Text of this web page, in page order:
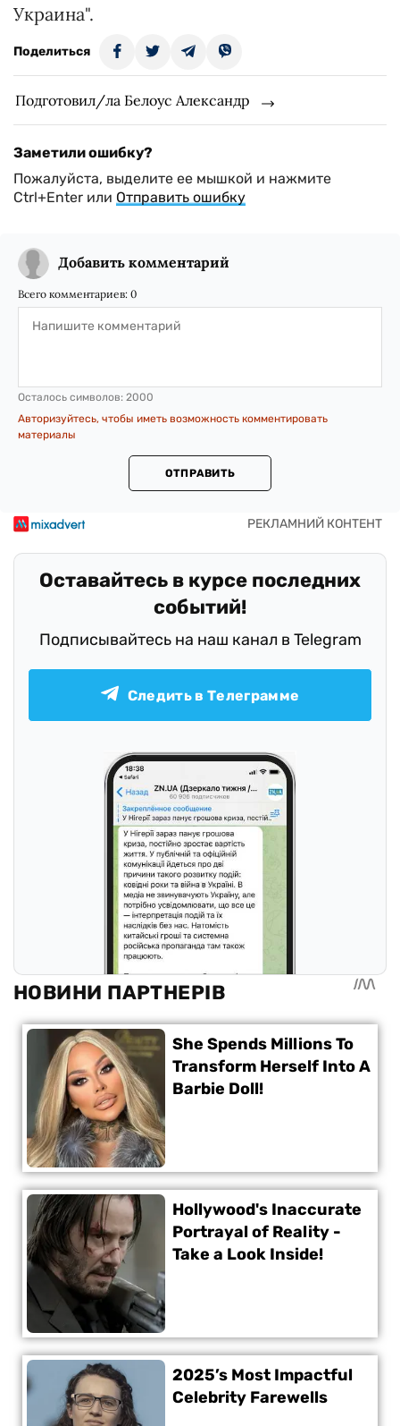
Украина".
Поделиться
Подготовил/ла Белоус Александр
Заметили ошибку?
Пожалуйста, выделите ее мышкой и нажмите
Ctrl+Enter или Отправить ошибку
Добавить комментарий
Всего комментариев: 0
Осталось символов: 2000
Авторизуйтесь, чтобы иметь возможность комментировать
материалы
ОТПРАВИТЬ
Оставайтесь в курсе последних
событий!
Подписывайтесь на наш канал в Telegram
Следить в Телеграмме